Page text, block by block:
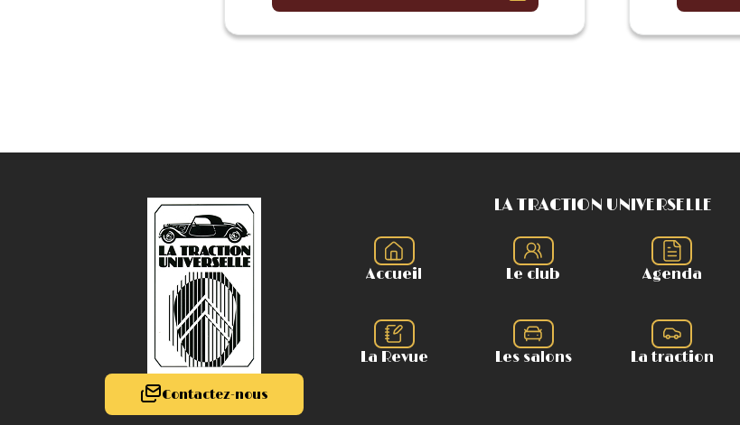
Contactez-nous
LA TRACTION UNIVERSELLE
Accueil Le club Agenda
La Revue Les salons La traction